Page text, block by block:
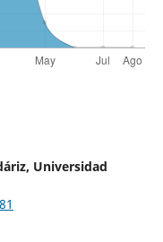
Universidad